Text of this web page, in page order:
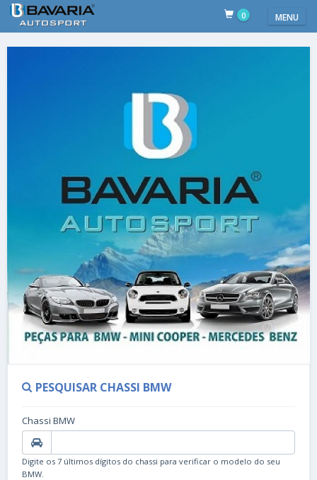
MENU
0
PESQUISAR CHASSI BMW
Chassi BMW
Digite os 7 últimos dígitos do chassi para verificar o modelo do seu
BMW.